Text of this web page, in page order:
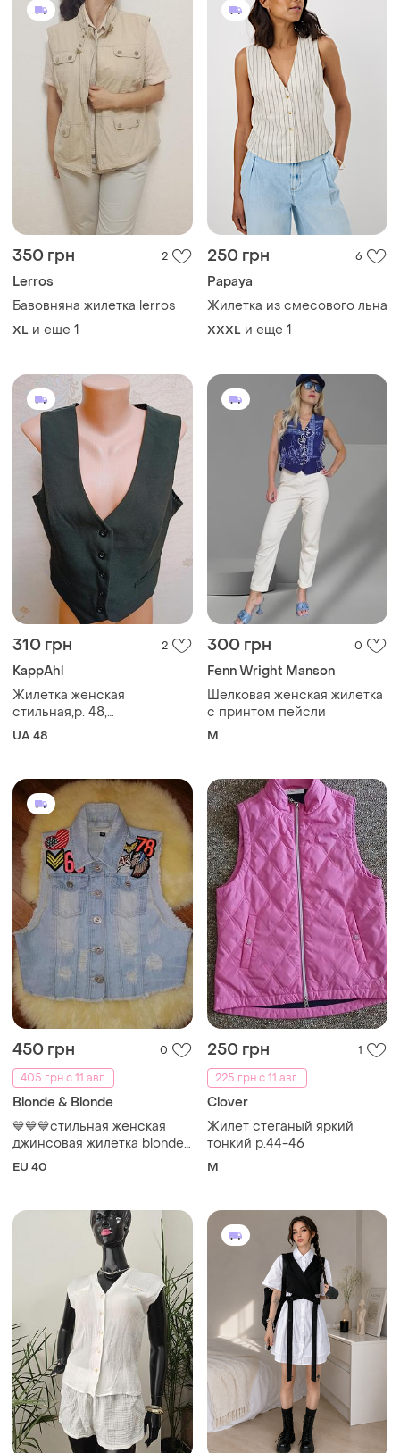
350 грн 2
Lerros
Бавовняна жилетка lerros
XL и еще 1
250 грн 6
Papaya
Жилетка из смесового льна
XXXL и еще 1
310 грн 2
KappAhl
Жилетка женская
стильная,р. 48,
европейский размер 42
UA 48
300 грн 0
Fenn Wright Manson
Шелковая женская жилетка
с принтом пейсли
M
450 грн
0
405 грн с 11 авг.
Blonde & Blonde
💙💙💙стильная женская
джинсовая жилетка blonde
blonde💙💙💙
EU 40
250 грн
1
225 грн с 11 авг.
Clover
Жилет стеганый яркий
тонкий р.44-46
M